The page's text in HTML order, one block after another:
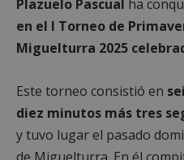
Plazuelo Pascual ha
en el I Torneo de
Miguelturra 2025
Este torneo consistió en
diez minutos más tres
y tuvo lugar el pasado